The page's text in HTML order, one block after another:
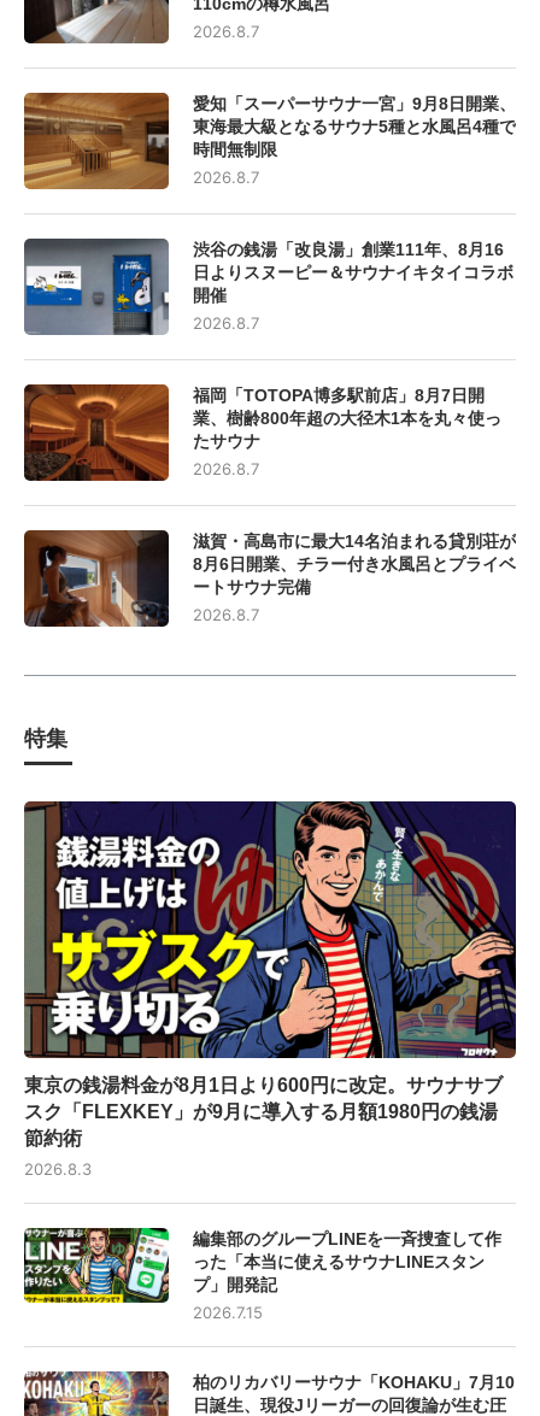
2026.8.7
愛知「スーパーサウナ一宮」9月8日開業、
東海最大級となるサウナ5種と水風呂4種で
時間無制限
2026.8.7
渋谷の銭湯「改良湯」創業111年、8月16
日よりスヌーピー＆サウナイキタイコラボ
開催
2026.8.7
福岡「TOTOPA博多駅前店」8月7日開
業、樹齢800年超の大径木1本を丸々使っ
たサウナ
2026.8.7
滋賀・高島市に最大14名泊まれる貸別荘が
8月6日開業、チラー付き水風呂とプライベ
ートサウナ完備
2026.8.7
特集
東京の銭湯料金が8月1日より600円に改定。サウナサブ
スク「FLEXKEY」が9月に導入する月額1980円の銭湯
節約術
2026.8.3
編集部のグループLINEを一斉捜査して作
った「本当に使えるサウナLINEスタン
プ」開発記
2026.7.15
柏のリカバリーサウナ「KOHAKU」7月10
日誕生、現役Jリーガーの回復論が生む圧